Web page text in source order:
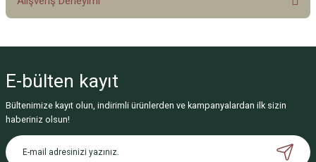
Deneyimini Paylaş
E-bülten kayıt
Bültenimize kayıt olun, indirimli ürünlerden ve kampanyalardan ilk sizin
haberiniz olsun!